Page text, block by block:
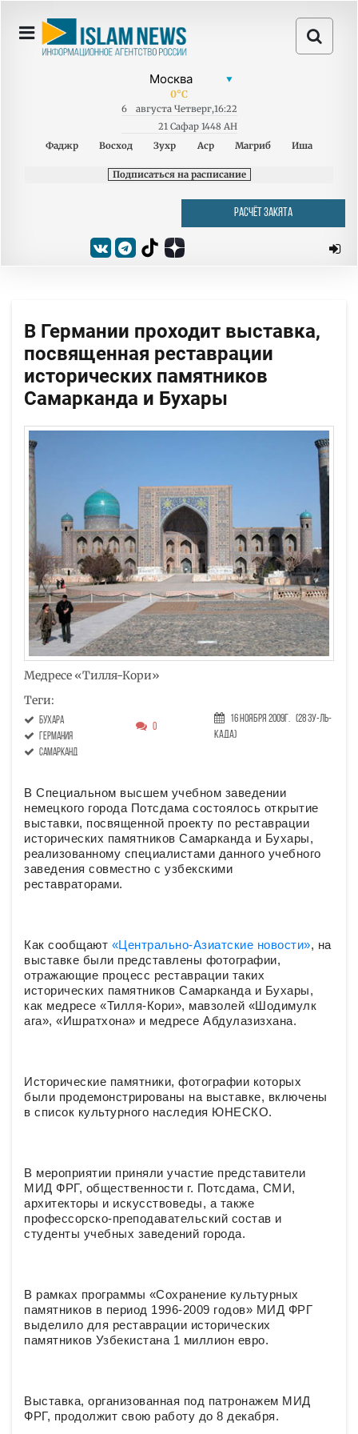
0°C
6 августа Четверг,16:22
21 Сафар 1448 AH
Фаджр
Восход Зухр Аср Магриб Иша
Подписаться на расписание
РАСЧЁТ ЗАКЯТА
В Германии проходит выставка,
посвященная реставрации
исторических памятников
Самарканда и Бухары
Медресе «Тилля-Кори»
Теги:
Бухара
Германия
Самарканд
0
16 Ноября 2009г. (28 Зу-ль-
када)
В Специальном высшем учебном заведении
немецкого города Потсдама состоялось открытие
выставки, посвященной проекту по реставрации
исторических памятников Самарканда и Бухары,
реализованному специалистами данного учебного
заведения совместно с узбекскими
реставраторами.
Как сообщают «Центрально-Азиатские новости», на
выставке были представлены фотографии,
отражающие процесс реставрации таких
исторических памятников Самарканда и Бухары,
как медресе «Тилля-Кори», мавзолей «Шодимулк
ага», «Ишратхона» и медресе Абдулазизхана.
Исторические памятники, фотографии которых
были продемонстрированы на выставке, включены
в список культурного наследия ЮНЕСКО.
В мероприятии приняли участие представители
МИД ФРГ, общественности г. Потсдама, СМИ,
архитекторы и искусствоведы, а также
профессорско-преподавательский состав и
студенты учебных заведений города.
В рамках программы «Сохранение культурных
памятников в период 1996-2009 годов» МИД ФРГ
выделило для реставрации исторических
памятников Узбекистана 1 миллион евро.
Выставка, организованная под патронажем МИД
ФРГ, продолжит свою работу до 8 декабря.